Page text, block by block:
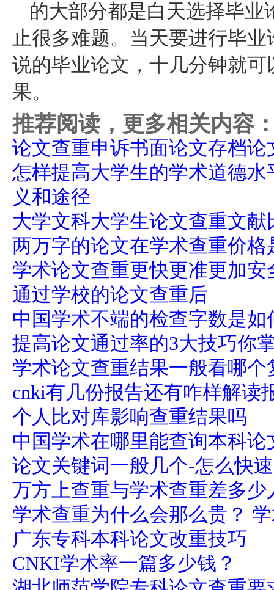
的大部分都是白天选择毕
止很多难题。当天要进行毕
说的毕业论文，十几分钟就
果。
推荐阅读，更多相关内容
论文查重申诉书面论文存档论
怎样提高大学生的学术道德
义和途径
大学文科大学生论文查重文献
两万字的论文在学术查重价格
学术论文查重更快更准更加安
通过学校的论文查重后
中国学术不端的检查字数是如
提高论文通过率的3大技巧你
学术论文查重结果一般看哪个
cnki有几份报告还有咋样解读
个人比对库影响查重结果吗
中国学术在哪里能查询本科论
论文关键词一般几个-怎么快
万方上查重与学术查重差多少
学术查重为什么会那么贵？
广东专科本科论文改重技巧
CNKI学术率一篇多少钱？